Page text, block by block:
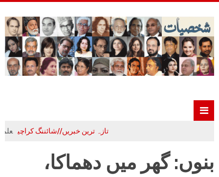
تازہ ترین خبریں//شائننگ کراچی علم،ادب
بنوں: گھر میں دھماکا،